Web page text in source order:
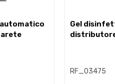
gel disinfettante per
RF_03475